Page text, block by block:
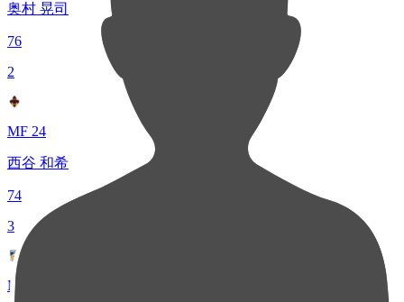
奥村 晃司
76
2
MF 24
西谷 和希
74
3
MF 10